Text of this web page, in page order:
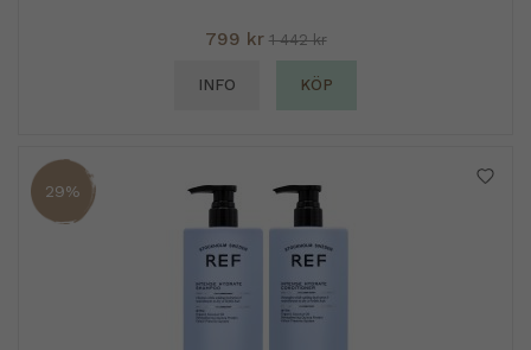
799 kr 1 442 kr
INFO KÖP
29%